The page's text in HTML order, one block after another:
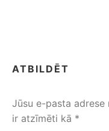
ATBILDĒT
Jūsu e-pasta adrese
ir atzīmēti kā *